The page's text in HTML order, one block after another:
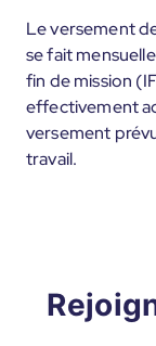
Le versement
se fait
fin de mission
effectivement
versement
travail.